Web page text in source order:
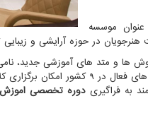
موسسه
در حوزه آرایشی و
ها و متد های آموزشی جدید،
خود به ارمغان آورده است. برخورداری از
به فراگیری دوره تخصصی اموزش